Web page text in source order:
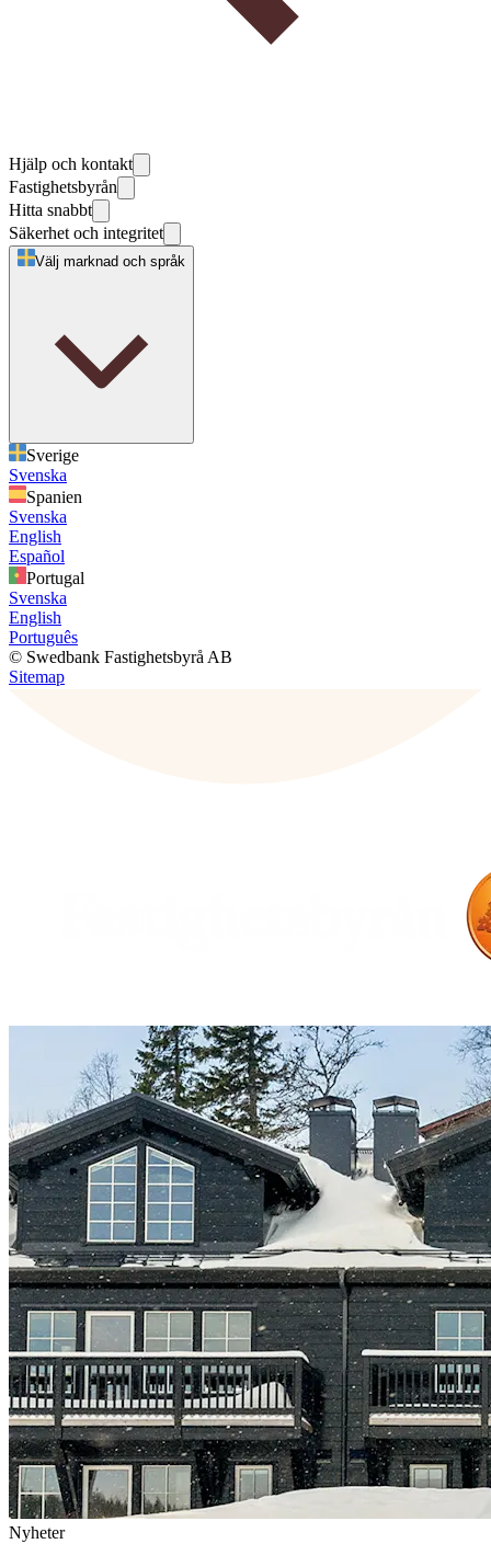
Hjälp och kontakt
Fastighetsbyrån
Hitta snabbt
Säkerhet och integritet
Välj marknad och språk
Sverige
Svenska
Spanien
Svenska
English
Español
Portugal
Svenska
English
Português
© Swedbank Fastighetsbyrå AB
Sitemap
Nyheter